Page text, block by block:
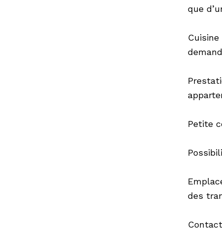
que
Petite
des